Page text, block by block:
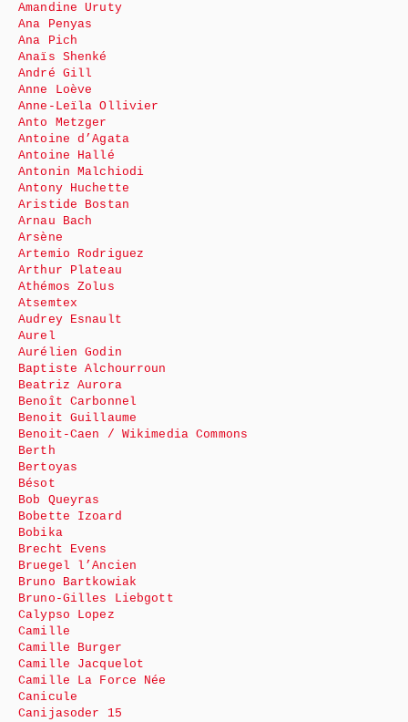
Amandine Uruty
Ana Penyas
Ana Pich
Anaïs Shenké
André Gill
Anne Loève
Anne-Leïla Ollivier
Anto Metzger
Antoine d’Agata
Antoine Hallé
Antonin Malchiodi
Antony Huchette
Aristide Bostan
Arnau Bach
Arsène
Artemio Rodriguez
Arthur Plateau
Athémos Zolus
Atsemtex
Audrey Esnault
Aurel
Aurélien Godin
Baptiste Alchourroun
Beatriz Aurora
Benoît Carbonnel
Benoit Guillaume
Benoit-Caen / Wikimedia Commons
Berth
Bertoyas
Bésot
Bob Queyras
Bobette Izoard
Bobika
Brecht Evens
Bruegel l’Ancien
Bruno Bartkowiak
Bruno-Gilles Liebgott
Calypso Lopez
Camille
Camille Burger
Camille Jacquelot
Camille La Force Née
Canicule
Canijasoder 15